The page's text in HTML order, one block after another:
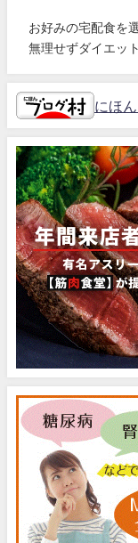
お好みの宅配食を
無理せずダイエッ
にほ